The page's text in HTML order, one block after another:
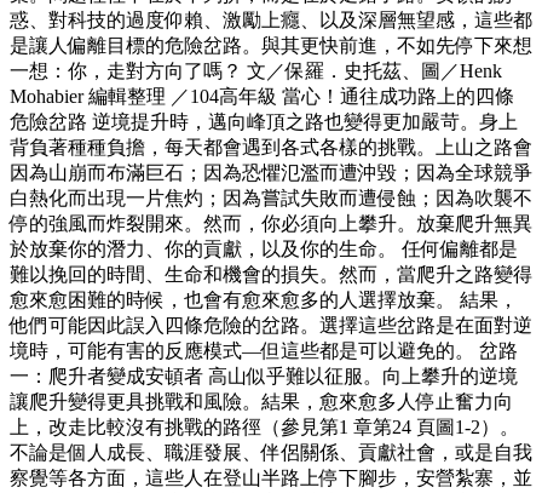
惑、對科技的過度仰賴、激勵上癮、以及深層無望感，這些都
是讓人偏離目標的危險岔路。與其更快前進，不如先停下來想
一想：你，走對方向了嗎？ 文／保羅．史托茲、圖／Henk
Mohabier 編輯整理 ／104高年級 當心！通往成功路上的四條
危險岔路 逆境提升時，邁向峰頂之路也變得更加嚴苛。身上
背負著種種負擔，每天都會遇到各式各樣的挑戰。上山之路會
因為山崩而布滿巨石；因為恐懼氾濫而遭沖毀；因為全球競爭
白熱化而出現一片焦灼；因為嘗試失敗而遭侵蝕；因為吹襲不
停的強風而炸裂開來。然而，你必須向上攀升。放棄爬升無異
於放棄你的潛力、你的貢獻，以及你的生命。 任何偏離都是
難以挽回的時間、生命和機會的損失。然而，當爬升之路變得
愈來愈困難的時候，也會有愈來愈多的人選擇放棄。 結果，
他們可能因此誤入四條危險的岔路。選擇這些岔路是在面對逆
境時，可能有害的反應模式—但這些都是可以避免的。 岔路
一：爬升者變成安頓者 高山似乎難以征服。向上攀升的逆境
讓爬升變得更具挑戰和風險。結果，愈來愈多人停止奮力向
上，改走比較沒有挑戰的路徑（參見第1 章第24 頁圖1-2）。
不論是個人成長、職涯發展、伴侶關係、貢獻社會，或是自我
察覺等各方面，這些人在登山半路上停下腳步，安營紮寨，並